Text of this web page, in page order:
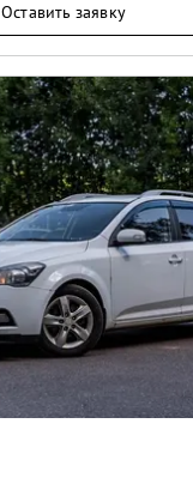
Оставить заявку